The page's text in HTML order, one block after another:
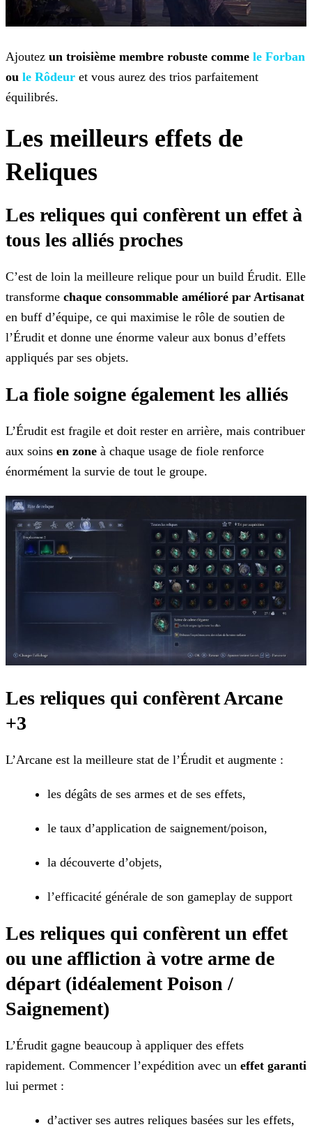
Ajoutez un troisième membre robuste comme le Forban
ou le Rôdeur et vous aurez des trios parfaitement
équilibrés.
Les meilleurs effets de
Reliques
Les reliques qui confèrent un effet à
tous les alliés proches
C’est de loin la meilleure relique pour un build Érudit. Elle
transforme chaque consommable amélioré par Artisanat
en buff d’équipe, ce qui maximise le rôle de soutien de
l’Érudit et donne une énorme valeur aux bonus d’effets
appliqués par ses objets.
La fiole soigne également les alliés
L’Érudit est fragile et doit rester en arrière, mais contribuer
aux soins en zone à chaque usage de fiole renforce
énormément la survie de tout le groupe.
Les reliques qui confèrent Arcane
+3
L’Arcane est la meilleure stat de l’Érudit et augmente :
les dégâts de ses armes et de ses effets,
le taux d’application de saignement/poison,
la découverte d’objets,
l’efficacité générale de son gameplay de support
Les reliques qui confèrent un effet
ou une affliction à votre arme de
départ (idéalement Poison /
Saignement)
L’Érudit gagne beaucoup à appliquer des effets
rapidement. Commencer l’expédition avec un effet garanti
lui permet :
d’activer ses autres reliques basées sur les effets,